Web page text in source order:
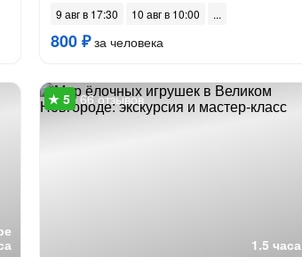
9 авг в 17:30 10 авг в 10:00
800 ₽за человека
1.5 часа
66 отзывов